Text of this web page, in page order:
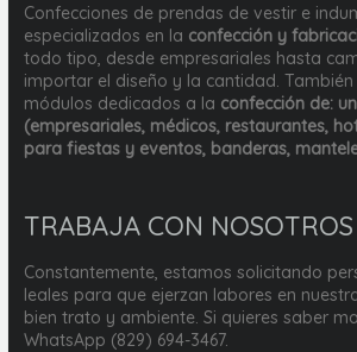
Confecciones de prendas de vestir e
especializados en la confección y
todo tipo, desde empresariales hasta
importar el diseño y la cantidad.
módulos dedicados a la confección de:
(empresariales, médicos, restaurantes,
para fiestas y eventos, banderas,
TRABAJA CON NOSOTROS
Constantemente, estamos solicitando
leales para que ejerzan labores en
bien trato y ambiente. Si quieres saber
WhatsApp (829) 694-3467.